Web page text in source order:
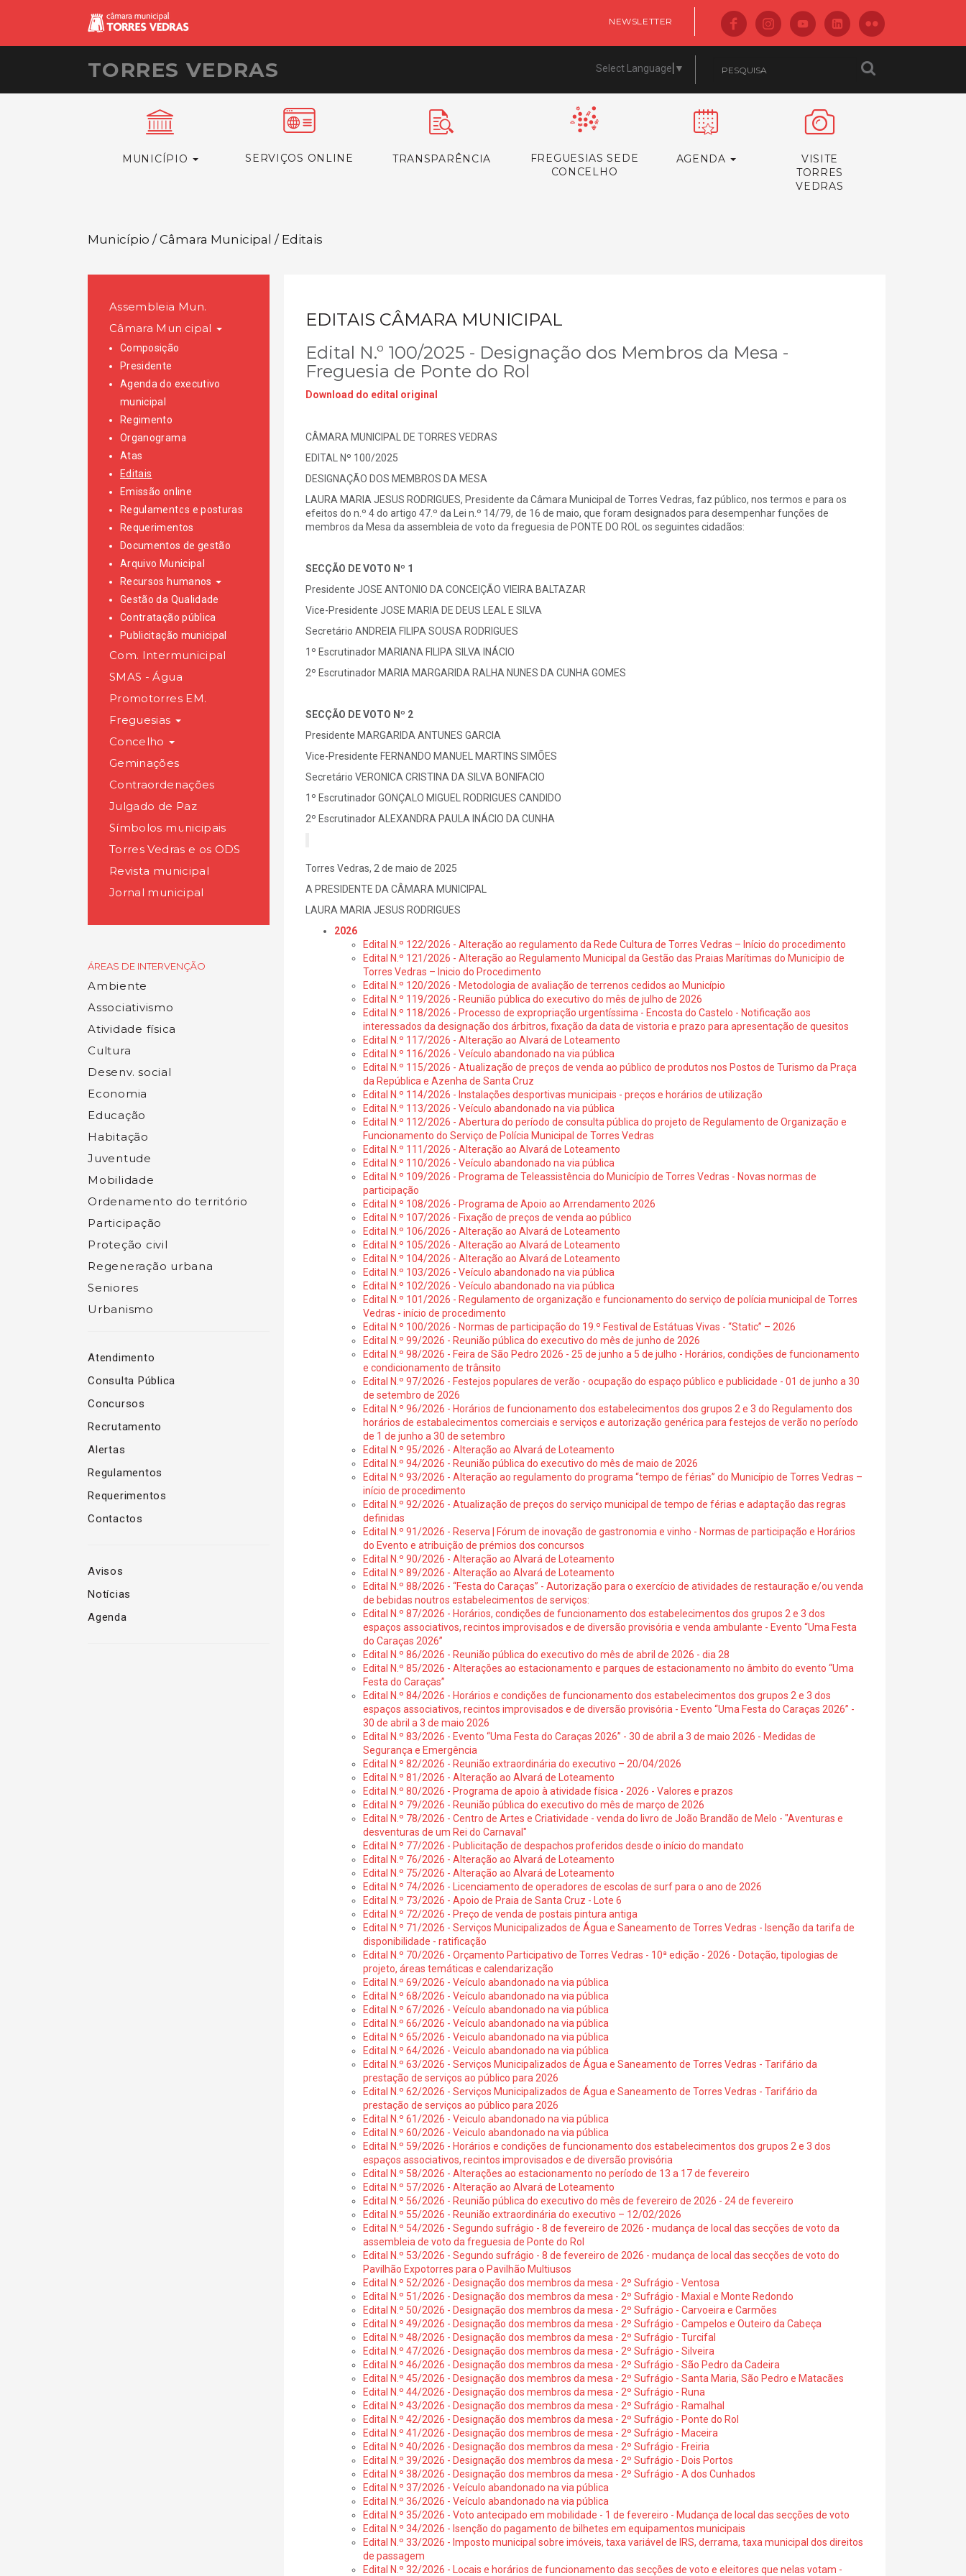
NEWSLETTER
TORRES VEDRAS Select Language ▼
MUNICÍPIO SERVIÇOS ONLINE TRANSPARÊNCIA
FREGUESIAS SEDE
CONCELHO
AGENDA
VISITE
TORRES
VEDRAS
Município / Câmara Municipal / Editais
Assembleia Mun.
Câmara Municipal
Composição
Presidente
Agenda do executivo
municipal
Regimento
Organograma
Atas
Editais
Emissão online
Regulamentos e posturas
Requerimentos
Documentos de gestão
Arquivo Municipal
Recursos humanos
Gestão da Qualidade
Contratação pública
Publicitação municipal
Com. Intermunicipal
SMAS - Água
Promotorres EM.
Freguesias
Concelho
Geminações
Contraordenações
Julgado de Paz
Símbolos municipais
Torres Vedras e os ODS
Revista municipal
Jornal municipal
ÁREAS DE INTERVENÇÃO
Ambiente
Associativismo
Atividade física
Cultura
Desenv. social
Economia
Educação
Habitação
Juventude
Mobilidade
Ordenamento do território
Participação
Proteção civil
Regeneração urbana
Seniores
Urbanismo
Atendimento
Consulta Pública
Concursos
Recrutamento
Alertas
Regulamentos
Requerimentos
Contactos
Avisos
Notícias
Agenda
EDITAIS CÂMARA MUNICIPAL
Edital N.º 100/2025 - Designação dos Membros da Mesa -
Freguesia de Ponte do Rol
Download do edital original
CÂMARA MUNICIPAL DE TORRES VEDRAS
EDITAL Nº 100/2025
DESIGNAÇÃO DOS MEMBROS DA MESA
LAURA MARIA JESUS RODRIGUES, Presidente da Câmara Municipal de Torres Vedras, faz público, nos termos e para os
efeitos do n.º 4 do artigo 47.º da Lei n.º 14/79, de 16 de maio, que foram designados para desempenhar funções de
membros da Mesa da assembleia de voto da freguesia de PONTE DO ROL os seguintes cidadãos:
SECÇÃO DE VOTO Nº 1
Presidente JOSE ANTONIO DA CONCEIÇÃO VIEIRA BALTAZAR
Vice-Presidente JOSE MARIA DE DEUS LEAL E SILVA
Secretário ANDREIA FILIPA SOUSA RODRIGUES
1º Escrutinador MARIANA FILIPA SILVA INÁCIO
2º Escrutinador MARIA MARGARIDA RALHA NUNES DA CUNHA GOMES
SECÇÃO DE VOTO Nº 2
Presidente MARGARIDA ANTUNES GARCIA
Vice-Presidente FERNANDO MANUEL MARTINS SIMÕES
Secretário VERONICA CRISTINA DA SILVA BONIFACIO
1º Escrutinador GONÇALO MIGUEL RODRIGUES CANDIDO
2º Escrutinador ALEXANDRA PAULA INÁCIO DA CUNHA
Torres Vedras, 2 de maio de 2025
A PRESIDENTE DA CÂMARA MUNICIPAL
LAURA MARIA JESUS RODRIGUES
2026
Edital N.º 122/2026 - Alteração ao regulamento da Rede Cultura de Torres Vedras – Início do procedimento
Edital N.º 121/2026 - Alteração ao Regulamento Municipal da Gestão das Praias Marítimas do Município de
Torres Vedras – Inicio do Procedimento
Edital N.º 120/2026 - Metodologia de avaliação de terrenos cedidos ao Município
Edital N.º 119/2026 - Reunião pública do executivo do mês de julho de 2026
Edital N.º 118/2026 - Processo de expropriação urgentíssima - Encosta do Castelo - Notificação aos
interessados da designação dos árbitros, fixação da data de vistoria e prazo para apresentação de quesitos
Edital N.º 117/2026 - Alteração ao Alvará de Loteamento
Edital N.º 116/2026 - Veículo abandonado na via pública
Edital N.º 115/2026 - Atualização de preços de venda ao público de produtos nos Postos de Turismo da Praça
da República e Azenha de Santa Cruz
Edital N.º 114/2026 - Instalações desportivas municipais - preços e horários de utilização
Edital N.º 113/2026 - Veículo abandonado na via pública
Edital N.º 112/2026 - Abertura do período de consulta pública do projeto de Regulamento de Organização e
Funcionamento do Serviço de Polícia Municipal de Torres Vedras
Edital N.º 111/2026 - Alteração ao Alvará de Loteamento
Edital N.º 110/2026 - Veículo abandonado na via pública
Edital N.º 109/2026 - Programa de Teleassistência do Município de Torres Vedras - Novas normas de
participação
Edital N.º 108/2026 - Programa de Apoio ao Arrendamento 2026
Edital N.º 107/2026 - Fixação de preços de venda ao público
Edital N.º 106/2026 - Alteração ao Alvará de Loteamento
Edital N.º 105/2026 - Alteração ao Alvará de Loteamento
Edital N.º 104/2026 - Alteração ao Alvará de Loteamento
Edital N.º 103/2026 - Veículo abandonado na via pública
Edital N.º 102/2026 - Veículo abandonado na via pública
Edital N.º 101/2026 - Regulamento de organização e funcionamento do serviço de polícia municipal de Torres
Vedras - início de procedimento
Edital N.º 100/2026 - Normas de participação do 19.º Festival de Estátuas Vivas - “Static” – 2026
Edital N.º 99/2026 - Reunião pública do executivo do mês de junho de 2026
Edital N.º 98/2026 - Feira de São Pedro 2026 - 25 de junho a 5 de julho - Horários, condições de funcionamento
e condicionamento de trânsito
Edital N.º 97/2026 - Festejos populares de verão - ocupação do espaço público e publicidade - 01 de junho a 30
de setembro de 2026
Edital N.º 96/2026 - Horários de funcionamento dos estabelecimentos dos grupos 2 e 3 do Regulamento dos
horários de estabalecimentos comerciais e serviços e autorização genérica para festejos de verão no período
de 1 de junho a 30 de setembro
Edital N.º 95/2026 - Alteração ao Alvará de Loteamento
Edital N.º 94/2026 - Reunião pública do executivo do mês de maio de 2026
Edital N.º 93/2026 - Alteração ao regulamento do programa “tempo de férias” do Município de Torres Vedras –
início de procedimento
Edital N.º 92/2026 - Atualização de preços do serviço municipal de tempo de férias e adaptação das regras
definidas
Edital N.º 91/2026 - Reserva | Fórum de inovação de gastronomia e vinho - Normas de participação e Horários
do Evento e atribuição de prémios dos concursos
Edital N.º 90/2026 - Alteração ao Alvará de Loteamento
Edital N.º 89/2026 - Alteração ao Alvará de Loteamento
Edital N.º 88/2026 - “Festa do Caraças” - Autorização para o exercício de atividades de restauração e/ou venda
de bebidas noutros estabelecimentos de serviços:
Edital N.º 87/2026 - Horários, condições de funcionamento dos estabelecimentos dos grupos 2 e 3 dos
espaços associativos, recintos improvisados e de diversão provisória e venda ambulante - Evento “Uma Festa
do Caraças 2026”
Edital N.º 86/2026 - Reunião pública do executivo do mês de abril de 2026 - dia 28
Edital N.º 85/2026 - Alterações ao estacionamento e parques de estacionamento no âmbito do evento “Uma
Festa do Caraças”
Edital N.º 84/2026 - Horários e condições de funcionamento dos estabelecimentos dos grupos 2 e 3 dos
espaços associativos, recintos improvisados e de diversão provisória - Evento “Uma Festa do Caraças 2026” -
30 de abril a 3 de maio 2026
Edital N.º 83/2026 - Evento “Uma Festa do Caraças 2026” - 30 de abril a 3 de maio 2026 - Medidas de
Segurança e Emergência
Edital N.º 82/2026 - Reunião extraordinária do executivo – 20/04/2026
Edital N.º 81/2026 - Alteração ao Alvará de Loteamento
Edital N.º 80/2026 - Programa de apoio à atividade física - 2026 - Valores e prazos
Edital N.º 79/2026 - Reunião pública do executivo do mês de março de 2026
Edital N.º 78/2026 - Centro de Artes e Criatividade - venda do livro de João Brandão de Melo - "Aventuras e
desventuras de um Rei do Carnaval"
Edital N.º 77/2026 - Publicitação de despachos proferidos desde o início do mandato
Edital N.º 76/2026 - Alteração ao Alvará de Loteamento
Edital N.º 75/2026 - Alteração ao Alvará de Loteamento
Edital N.º 74/2026 - Licenciamento de operadores de escolas de surf para o ano de 2026
Edital N.º 73/2026 - Apoio de Praia de Santa Cruz - Lote 6
Edital N.º 72/2026 - Preço de venda de postais pintura antiga
Edital N.º 71/2026 - Serviços Municipalizados de Água e Saneamento de Torres Vedras - Isenção da tarifa de
disponibilidade - ratificação
Edital N.º 70/2026 - Orçamento Participativo de Torres Vedras - 10ª edição - 2026 - Dotação, tipologias de
projeto, áreas temáticas e calendarização
Edital N.º 69/2026 - Veículo abandonado na via pública
Edital N.º 68/2026 - Veículo abandonado na via pública
Edital N.º 67/2026 - Veículo abandonado na via pública
Edital N.º 66/2026 - Veículo abandonado na via pública
Edital N.º 65/2026 - Veiculo abandonado na via pública
Edital N.º 64/2026 - Veiculo abandonado na via pública
Edital N.º 63/2026 - Serviços Municipalizados de Água e Saneamento de Torres Vedras - Tarifário da
prestação de serviços ao público para 2026
Edital N.º 62/2026 - Serviços Municipalizados de Água e Saneamento de Torres Vedras - Tarifário da
prestação de serviços ao público para 2026
Edital N.º 61/2026 - Veiculo abandonado na via pública
Edital N.º 60/2026 - Veiculo abandonado na via pública
Edital N.º 59/2026 - Horários e condições de funcionamento dos estabelecimentos dos grupos 2 e 3 dos
espaços associativos, recintos improvisados e de diversão provisória
Edital N.º 58/2026 - Alterações ao estacionamento no período de 13 a 17 de fevereiro
Edital N.º 57/2026 - Alteração ao Alvará de Loteamento
Edital N.º 56/2026 - Reunião pública do executivo do mês de fevereiro de 2026 - 24 de fevereiro
Edital N.º 55/2026 - Reunião extraordinária do executivo – 12/02/2026
Edital N.º 54/2026 - Segundo sufrágio - 8 de fevereiro de 2026 - mudança de local das secções de voto da
assembleia de voto da freguesia de Ponte do Rol
Edital N.º 53/2026 - Segundo sufrágio - 8 de fevereiro de 2026 - mudança de local das secções de voto do
Pavilhão Expotorres para o Pavilhão Multiusos
Edital N.º 52/2026 - Designação dos membros da mesa - 2º Sufrágio - Ventosa
Edital N.º 51/2026 - Designação dos membros da mesa - 2º Sufrágio - Maxial e Monte Redondo
Edital N.º 50/2026 - Designação dos membros da mesa - 2º Sufrágio - Carvoeira e Carmões
Edital N.º 49/2026 - Designação dos membros da mesa - 2º Sufrágio - Campelos e Outeiro da Cabeça
Edital N.º 48/2026 - Designação dos membros da mesa - 2º Sufrágio - Turcifal
Edital N.º 47/2026 - Designação dos membros da mesa - 2º Sufrágio - Silveira
Edital N.º 46/2026 - Designação dos membros da mesa - 2º Sufrágio - São Pedro da Cadeira
Edital N.º 45/2026 - Designação dos membros da mesa - 2º Sufrágio - Santa Maria, São Pedro e Matacães
Edital N.º 44/2026 - Designação dos membros da mesa - 2º Sufrágio - Runa
Edital N.º 43/2026 - Designação dos membros da mesa - 2º Sufrágio - Ramalhal
Edital N.º 42/2026 - Designação dos membros da mesa - 2º Sufrágio - Ponte do Rol
Edital N.º 41/2026 - Designação dos membros de mesa - 2º Sufrágio - Maceira
Edital N.º 40/2026 - Designação dos membros da mesa - 2º Sufrágio - Freiria
Edital N.º 39/2026 - Designação dos membros da mesa - 2º Sufrágio - Dois Portos
Edital N.º 38/2026 - Designação dos membros da mesa - 2º Sufrágio - A dos Cunhados
Edital N.º 37/2026 - Veículo abandonado na via pública
Edital N.º 36/2026 - Veículo abandonado na via pública
Edital N.º 35/2026 - Voto antecipado em mobilidade - 1 de fevereiro - Mudança de local das secções de voto
Edital N.º 34/2026 - Isenção do pagamento de bilhetes em equipamentos municipais
Edital N.º 33/2026 - Imposto municipal sobre imóveis, taxa variável de IRS, derrama, taxa municipal dos direitos
de passagem
Edital N.º 32/2026 - Locais e horários de funcionamento das secções de voto e eleitores que nelas votam -